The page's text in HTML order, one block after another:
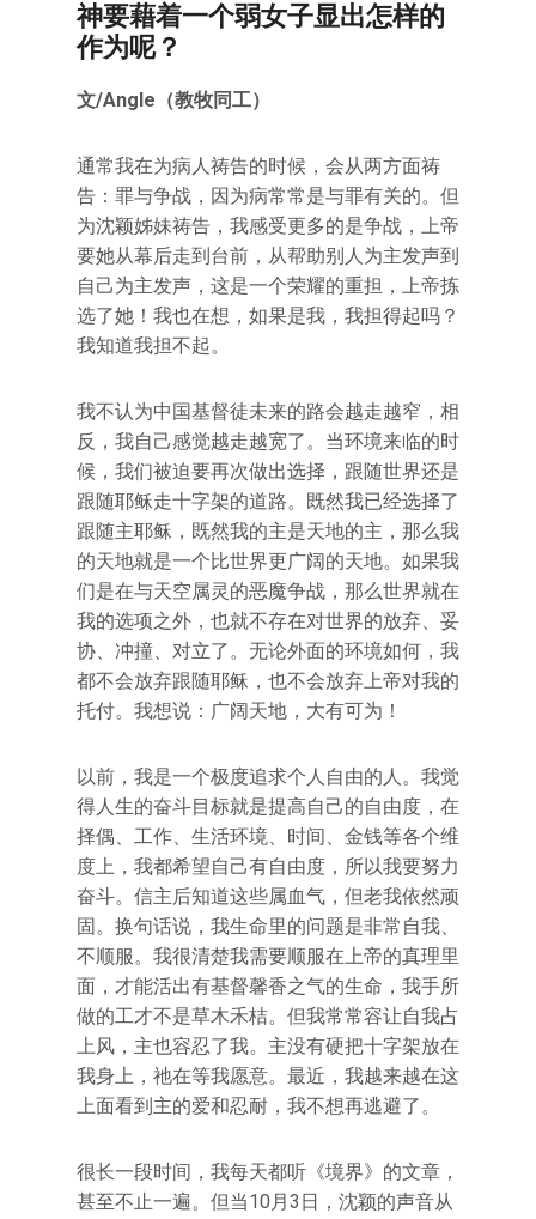
神要藉着一个弱女子显出怎样的
作为呢？
文/Angle（教牧同工）
通常我在为病人祷告的时候，会从两方面祷
告：罪与争战，因为病常常是与罪有关的。但
为沈颖姊妹祷告，我感受更多的是争战，上帝
要她从幕后走到台前，从帮助别人为主发声到
自己为主发声，这是一个荣耀的重担，上帝拣
选了她！我也在想，如果是我，我担得起吗？
我知道我担不起。
我不认为中国基督徒未来的路会越走越窄，相
反，我自己感觉越走越宽了。当环境来临的时
候，我们被迫要再次做出选择，跟随世界还是
跟随耶稣走十字架的道路。既然我已经选择了
跟随主耶稣，既然我的主是天地的主，那么我
的天地就是一个比世界更广阔的天地。如果我
们是在与天空属灵的恶魔争战，那么世界就在
我的选项之外，也就不存在对世界的放弃、妥
协、冲撞、对立了。无论外面的环境如何，我
都不会放弃跟随耶稣，也不会放弃上帝对我的
托付。我想说：广阔天地，大有可为！
以前，我是一个极度追求个人自由的人。我觉
得人生的奋斗目标就是提高自己的自由度，在
择偶、工作、生活环境、时间、金钱等各个维
度上，我都希望自己有自由度，所以我要努力
奋斗。信主后知道这些属血气，但老我依然顽
固。换句话说，我生命里的问题是非常自我、
不顺服。我很清楚我需要顺服在上帝的真理里
面，才能活出有基督馨香之气的生命，我手所
做的工才不是草木禾桔。但我常常容让自我占
上风，主也容忍了我。主没有硬把十字架放在
我身上，祂在等我愿意。最近，我越来越在这
上面看到主的爱和忍耐，我不想再逃避了。
很长一段时间，我每天都听《境界》的文章，
甚至不止一遍。但当10月3日，沈颖的声音从